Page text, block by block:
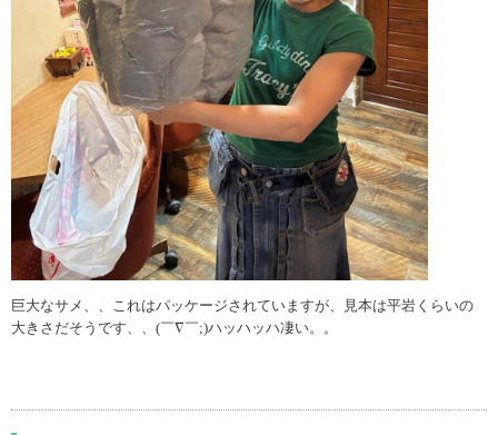
巨大なサメ、、これはパッケージされていますが、見本は平岩くらいの
大きさだそうです、、(￣∇￣;)ハッハッハ凄い。。